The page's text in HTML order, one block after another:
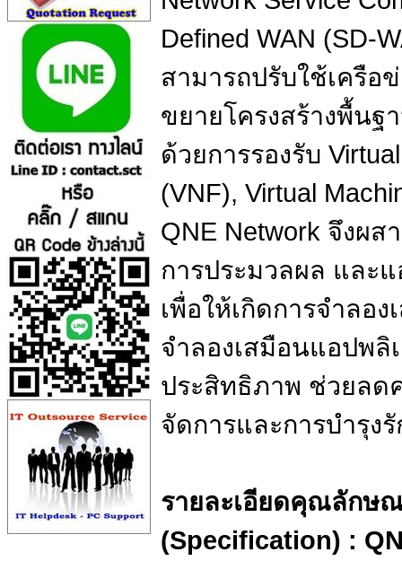
Defined WAN (SD-
สามารถปรับใช้เครือ
ขยายโครงสร้างพื้นฐ
ด้วยการรองรับ
(VNF), Virtual
QNE Network จึงผส
การประมวลผล และ
เพื่อให้เกิดการจำลอ
จำลองเสมือนแอปพลิ
ประสิทธิภาพ ช่วยลด
จัดการและการบำรุง
รายละเอียดคุณลักษ
(Specification) :